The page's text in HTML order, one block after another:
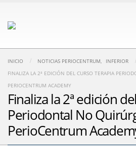
INICIO NOTICIAS PERIOCENTRUM,
INFERIOR
FINALIZA LA 2ª EDICIÓN DEL CURSO TERAPIA
PERIOCENTRUM ACADEMY
Finaliza la 2ª edición
Periodontal No
PerioCentrum